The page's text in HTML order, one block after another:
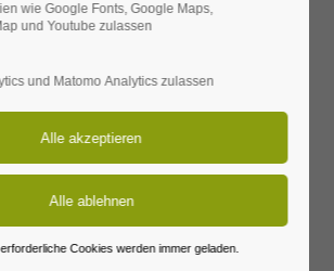
sit amet:
Sponsoren
wie Google Fonts, Google Maps,
und Youtube zulassen
und Matomo Analytics zulassen
Cookies werden immer geladen.